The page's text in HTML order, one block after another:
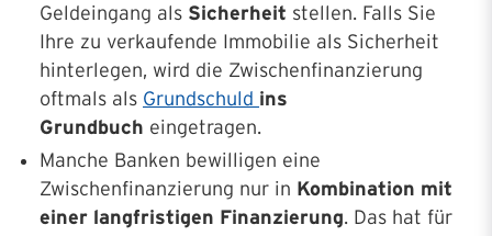
Geldeingang als Sicherheit stellen. Falls Sie
Ihre zu verkaufende Immobilie als Sicherheit
hinterlegen, wird die Zwischenfinanzierung
oftmals als Grundschuld ins
Grundbuch eingetragen.
Manche Banken bewilligen eine
Zwischenfinanzierung nur in Kombination mit
einer langfristigen Finanzierung. Das hat für